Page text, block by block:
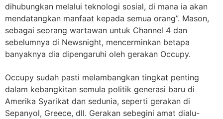
dihubungkan melalui teknologi sosial, di mana ia akan
mendatangkan manfaat kepada semua orang”. Mason,
sebagai seorang wartawan untuk Channel 4 dan
sebelumnya di Newsnight, mencerminkan betapa
banyaknya dia dipengaruhi oleh gerakan Occupy.
Occupy sudah pasti melambangkan tingkat penting
dalam kebangkitan semula politik generasi baru di
Amerika Syarikat dan sedunia, seperti gerakan di
Sepanyol, Greece, dll. Gerakan sebegini amat dialu-